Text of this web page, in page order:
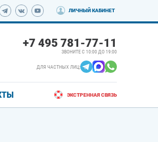
ЛИЧНЫЙ КАБИНЕТ
+7 495 781-77-11
ЗВОНИТЕ С 10:00 ДО 19:00
ДЛЯ ЧАСТНЫХ ЛИЦ:
ЭКСТРЕННАЯ СВЯЗЬ